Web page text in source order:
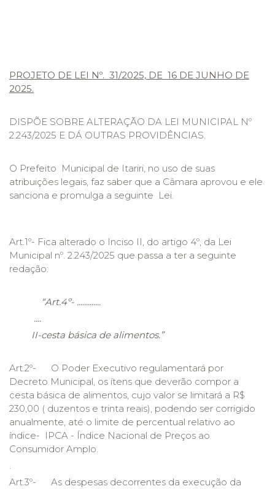
PROJETO DE LEI Nº. 31/2025, DE 16 DE JUNHO DE
2025.
DISPÕE SOBRE ALTERAÇÃO DA LEI MUNICIPAL Nº
2.243/2025 E DÁ OUTRAS PROVIDÊNCIAS.
O Prefeito Municipal de Itariri, no uso de suas
atribuições legais, faz saber que a Câmara aprovou e ele
sanciona e promulga a seguinte Lei.
Art.1º- Fica alterado o Inciso II, do artigo 4º, da Lei
Municipal nº. 2.243/2025 que passa a ter a seguinte
redação:
“Art.4º- .............
....
II-cesta básica de alimentos.”
Art.2º- O Poder Executivo regulamentará por
Decreto Municipal, os ítens que deverão compor a
cesta básica de alimentos, cujo valor se limitará a R$
230,00 ( duzentos e trinta reais), podendo ser corrigido
anualmente, até o limite de percentual relativo ao
índice- IPCA - Índice Nacional de Preços ao
Consumidor Amplo.
.
Art.3º- As despesas decorrentes da execução da